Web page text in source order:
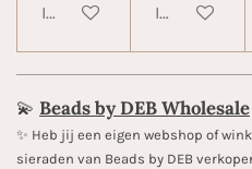
In winkelwagenIn
💫 Beads by DEB Wholesale
✨️ Heb jij een eigen webshop of
sieraden van Beads by DEB